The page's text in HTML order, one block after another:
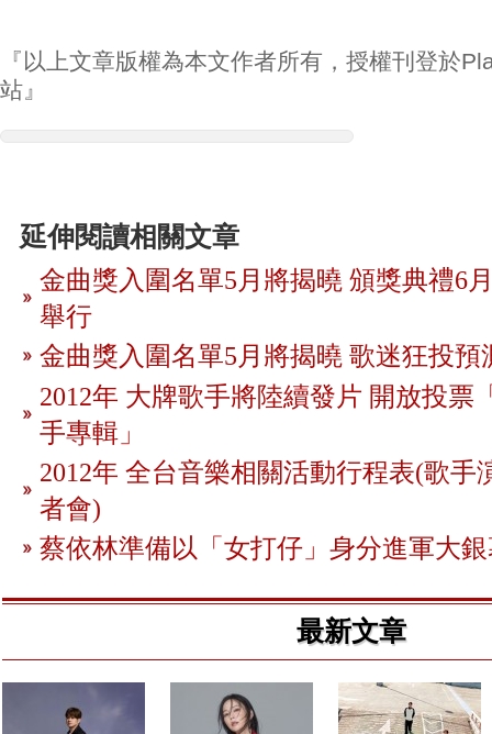
『以上文章版權為本文作者所有，授權刊登於
站』
延伸閱讀相關文章
金曲獎入圍名單5月將揭曉 頒獎典禮6
舉行
金曲獎入圍名單5月將揭曉 歌迷狂投預
2012年 大牌歌手將陸續發片 開放投票
手專輯」
2012年 全台音樂相關活動行程表(歌手
者會)
蔡依林準備以「女打仔」身分進軍大
最新文章